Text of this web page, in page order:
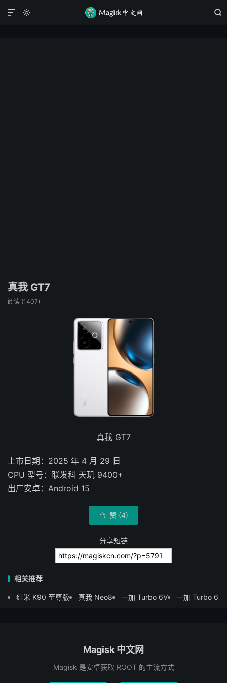



真我 GT7
阅读 (1407)
真我 GT7
上市日期：2025 年 4 月 29 日
CPU 型号：联发科 天玑 9400+
出厂安卓：Android 15
 赞 (4)
分享短链
相关推荐
红米 K90 至尊版 真我 Neo8 一加 Turbo 6V 一加 Turbo 6
Magisk 中文网
Magisk 是安卓获取 ROOT 的主流方式